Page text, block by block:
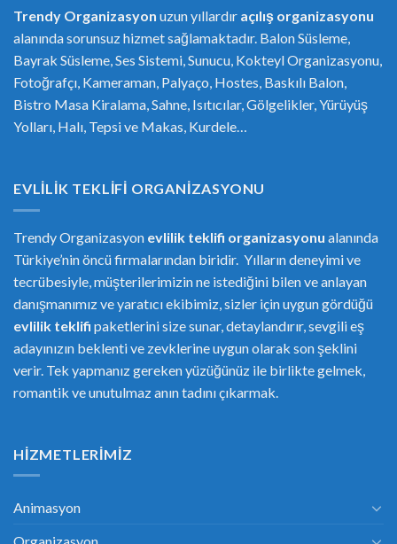
Trendy Organizasyon uzun yıllardır açılış organizasyonu
alanında sorunsuz hizmet sağlamaktadır. Balon Süsleme,
Bayrak Süsleme, Ses Sistemi, Sunucu, Kokteyl Organizasyonu,
Fotoğrafçı, Kameraman, Palyaço, Hostes, Baskılı Balon,
Bistro Masa Kiralama, Sahne, Isıtıcılar, Gölgelikler, Yürüyüş
Yolları, Halı, Tepsi ve Makas, Kurdele…
EVLILIK TEKLIFI ORGANIZASYONU
Trendy Organizasyon evlilik teklifi organizasyonu alanında
Türkiye’nin öncü firmalarından biridir. Yılların deneyimi ve
tecrübesiyle, müşterilerimizin ne istediğini bilen ve anlayan
danışmanımız ve yaratıcı ekibimiz, sizler için uygun gördüğü
evlilik teklifi paketlerini size sunar, detaylandırır, sevgili eş
adayınızın beklenti ve zevklerine uygun olarak son şeklini
verir. Tek yapmanız gereken yüzüğünüz ile birlikte gelmek,
romantik ve unutulmaz anın tadını çıkarmak.
HIZMETLERIMIZ
Animasyon